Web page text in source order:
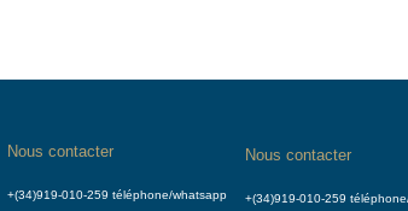
Nous contacter
+(34)919-010-259 téléphone/whatsapp
Nous contacter
+(34)919-010-259